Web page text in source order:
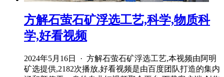
方解石萤石矿浮选工艺,科学,物质科
学,好看视频
2024年5月16日 · 方解石萤石矿浮选工艺,本视频由阿明
矿选提供,2182次播放,好看视频是由百度团队打造的集内